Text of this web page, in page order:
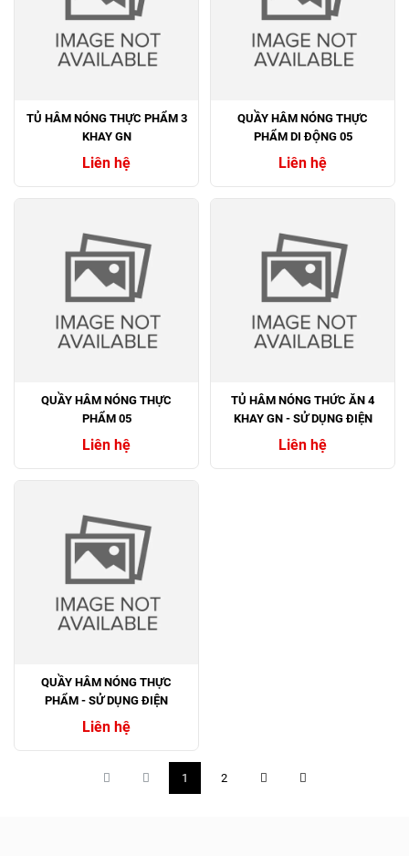
TỦ HÂM NÓNG THỰC PHẨM 3
KHAY GN
Liên hệ
QUẦY HÂM NÓNG THỰC
PHẨM DI ĐỘNG 05
Liên hệ
QUẦY HÂM NÓNG THỰC
PHẨM 05
Liên hệ
TỦ HÂM NÓNG THỨC ĂN 4
KHAY GN - SỬ DỤNG ĐIỆN
Liên hệ
QUẦY HÂM NÓNG THỰC
PHẨM - SỬ DỤNG ĐIỆN
Liên hệ
1 2